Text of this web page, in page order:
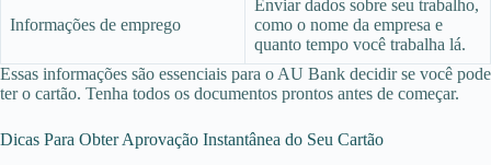
Informações de emprego
Enviar dados sobre seu trabalho,
como o nome da empresa e
quanto tempo você trabalha lá.
Essas informações são essenciais para o AU Bank decidir se você pode
ter o cartão. Tenha todos os documentos prontos antes de começar.
Dicas Para Obter Aprovação Instantânea do Seu Cartão